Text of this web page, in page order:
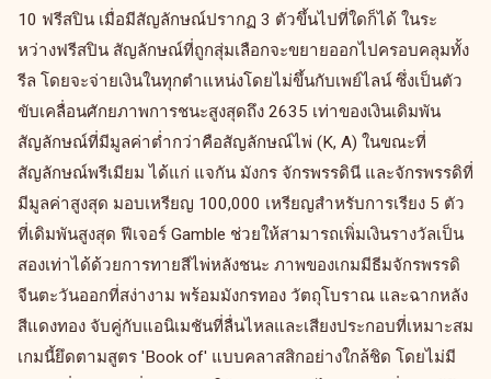
10 ฟรีสปิน เมื่อมีสัญลักษณ์ปรากฏ 3 ตัวขึ้นไปที่ใดก็ได้ ในระ
หว่างฟรีสปิน สัญลักษณ์ที่ถูกสุ่มเลือกจะขยายออกไปครอบคลุมทั้ง
รีล โดยจะจ่ายเงินในทุกตำแหน่งโดยไม่ขึ้นกับเพย์ไลน์ ซึ่งเป็นตัว
ขับเคลื่อนศักยภาพการชนะสูงสุดถึง 2635 เท่าของเงินเดิมพัน
สัญลักษณ์ที่มีมูลค่าต่ำกว่าคือสัญลักษณ์ไพ่ (K, A) ในขณะที่
สัญลักษณ์พรีเมียม ได้แก่ แจกัน มังกร จักรพรรดินี และจักรพรรดิที่
มีมูลค่าสูงสุด มอบเหรียญ 100,000 เหรียญสำหรับการเรียง 5 ตัว
ที่เดิมพันสูงสุด ฟีเจอร์ Gamble ช่วยให้สามารถเพิ่มเงินรางวัลเป็น
สองเท่าได้ด้วยการทายสีไพ่หลังชนะ ภาพของเกมมีธีมจักรพรรดิ
จีนตะวันออกที่สง่างาม พร้อมมังกรทอง วัตถุโบราณ และฉากหลัง
สีแดงทอง จับคู่กับแอนิเมชันที่ลื่นไหลและเสียงประกอบที่เหมาะสม
เกมนี้ยึดตามสูตร 'Book of' แบบคลาสสิกอย่างใกล้ชิด โดยไม่มี